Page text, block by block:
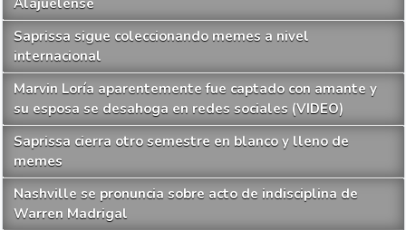
Alajuelense
Saprissa sigue coleccionando memes a nivel
internacional
Marvin Loría aparentemente fue captado con amante y
su esposa se desahoga en redes sociales (VIDEO)
Saprissa cierra otro semestre en blanco y lleno de
memes
Nashville se pronuncia sobre acto de indisciplina de
Warren Madrigal